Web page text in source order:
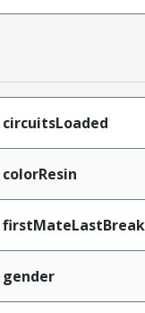
circuitsLoaded
colorResin
firstMateLastBreak
gender